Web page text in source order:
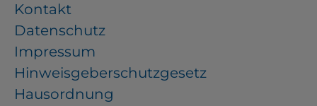
Kontakt
Datenschutz
Impressum
Hinweisgeberschutzgesetz
Hausordnung